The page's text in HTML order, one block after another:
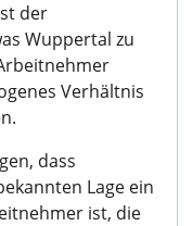
der
Wuppertal zu
Verhältnis
dass
Lage ein
ist, die